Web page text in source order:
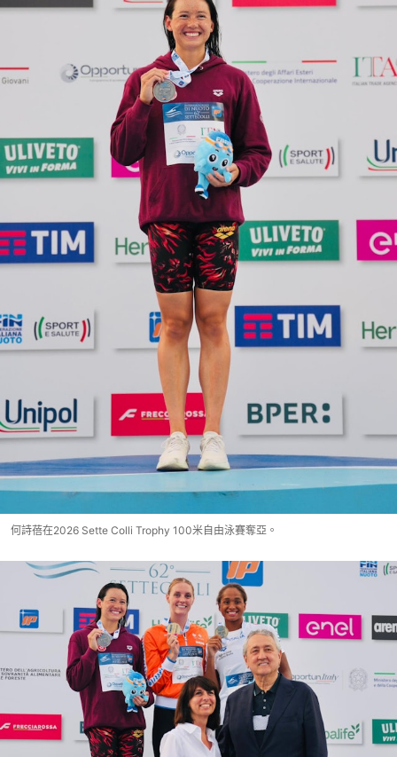
何詩蓓在2026 Sette Colli Trophy 100米自由泳賽奪亞。